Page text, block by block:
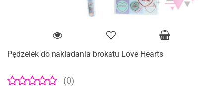
Pędzelek do nakładania brokatu Love Hearts
(0)